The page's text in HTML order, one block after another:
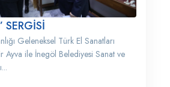
SERGİSİ
Geleneksel Türk El Sanatları
Ayva ile İnegöl Belediyesi Sanat ve